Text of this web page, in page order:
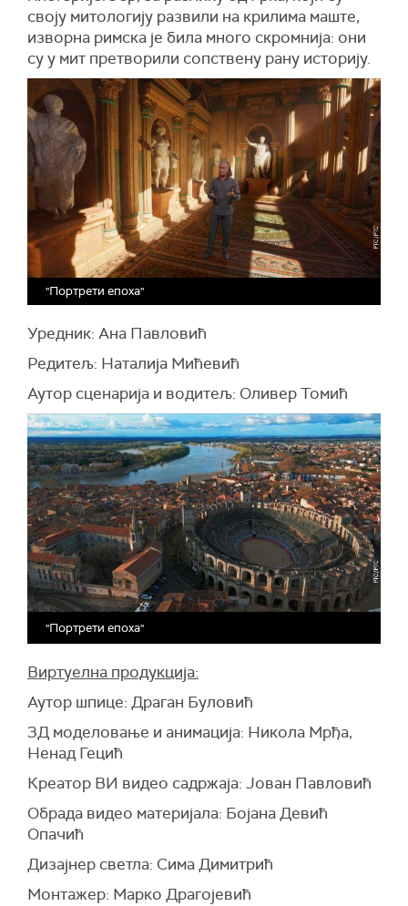
своју митологију развили на крилима маште,
изворна римска је била много скромнија: они
су у мит претворили сопствену рану историју.
"Портрети епоха"
Уредник: Ана Павловић
Редитељ: Наталија Мићевић
Аутор сценарија и водитељ: Оливер Томић
"Портрети епоха"
Виртуелна продукција:
Аутор шпице: Драган Буловић
3Д моделовање и анимација: Никола Мрђа,
Ненад Гецић
Креатор ВИ видео садржаја: Јован Павловић
Обрада видео материјала: Бојана Девић
Опачић
Дизајнер светла: Сима Димитрић
Монтажер: Марко Драгојевић